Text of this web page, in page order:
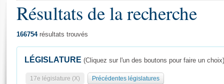
Général
Résultats de la recherche
166754résultats trouvés
LÉGISLATURE (Cliquez sur l'un des boutons pour faire un choix)
17e législature (X) Précédentes législatures